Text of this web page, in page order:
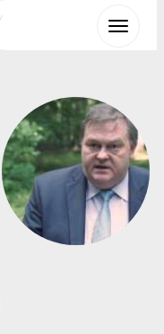
Toggle